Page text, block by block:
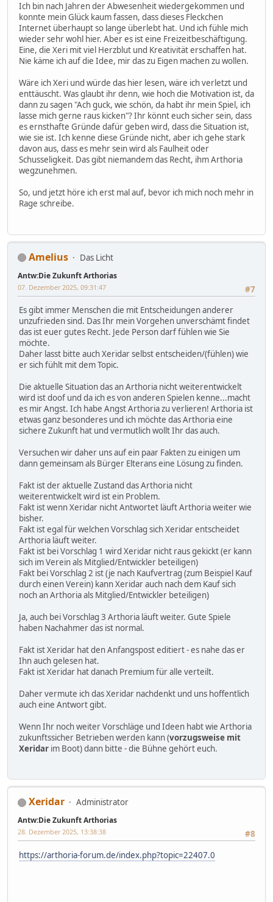
Ich bin nach Jahren der Abwesenheit wiedergekommen und
konnte mein Glück kaum fassen, dass dieses Fleckchen
Internet überhaupt so lange überlebt hat. Und ich fühle mich
wieder sehr wohl hier. Aber es ist eine Freizeitbeschäftigung.
Eine, die Xeri mit viel Herzblut und Kreativität erschaffen hat.
Nie käme ich auf die Idee, mir das zu Eigen machen zu wollen.
Wäre ich Xeri und würde das hier lesen, wäre ich verletzt und
enttäuscht. Was glaubt ihr denn, wie hoch die Motivation ist, da
dann zu sagen "Ach guck, wie schön, da habt ihr mein Spiel, ich
lasse mich gerne raus kicken"? Ihr könnt euch sicher sein, dass
es ernsthafte Gründe dafür geben wird, dass die Situation ist,
wie sie ist. Ich kenne diese Gründe nicht, aber ich gehe stark
davon aus, dass es mehr sein wird als Faulheit oder
Schusseligkeit. Das gibt niemandem das Recht, ihm Arthoria
wegzunehmen.
So, und jetzt höre ich erst mal auf, bevor ich mich noch mehr in
Rage schreibe.
Amelius Das Licht
Antw:Die Zukunft Arthorias
#7
07. Dezember 2025, 09:31:47
Es gibt immer Menschen die mit Entscheidungen anderer
unzufrieden sind. Das Ihr mein Vorgehen unverschämt findet
das ist euer gutes Recht. Jede Person darf fühlen wie Sie
möchte.
Daher lasst bitte auch Xeridar selbst entscheiden/(fühlen) wie
er sich fühlt mit dem Topic.
Die aktuelle Situation das an Arthoria nicht weiterentwickelt
wird ist doof und da ich es von anderen Spielen kenne...macht
es mir Angst. Ich habe Angst Arthoria zu verlieren! Arthoria ist
etwas ganz besonderes und ich möchte das Arthoria eine
sichere Zukunft hat und vermutlich wollt Ihr das auch.
Versuchen wir daher uns auf ein paar Fakten zu einigen um
dann gemeinsam als Bürger Elterans eine Lösung zu finden.
Fakt ist der aktuelle Zustand das Arthoria nicht
weiterentwickelt wird ist ein Problem.
Fakt ist wenn Xeridar nicht Antwortet läuft Arthoria weiter wie
bisher.
Fakt ist egal für welchen Vorschlag sich Xeridar entscheidet
Arthoria läuft weiter.
Fakt ist bei Vorschlag 1 wird Xeridar nicht raus gekickt (er kann
sich im Verein als Mitglied/Entwickler beteiligen)
Fakt bei Vorschlag 2 ist (je nach Kaufvertrag (zum Beispiel Kauf
durch einen Verein) kann Xeridar auch nach dem Kauf sich
noch an Arthoria als Mitglied/Entwickler beteiligen)
Ja, auch bei Vorschlag 3 Arthoria läuft weiter. Gute Spiele
haben Nachahmer das ist normal.
Fakt ist Xeridar hat den Anfangspost editiert - es nahe das er
Ihn auch gelesen hat.
Fakt ist Xeridar hat danach Premium für alle verteilt.
Daher vermute ich das Xeridar nachdenkt und uns hoffentlich
auch eine Antwort gibt.
Wenn Ihr noch weiter Vorschläge und Ideen habt wie Arthoria
zukunftssicher Betrieben werden kann (vorzugsweise mit
Xeridar im Boot) dann bitte - die Bühne gehört euch.
Xeridar Administrator
Antw:Die Zukunft Arthorias
#8
28. Dezember 2025, 13:38:38
https://arthoria-forum.de/index.php?topic=22407.0